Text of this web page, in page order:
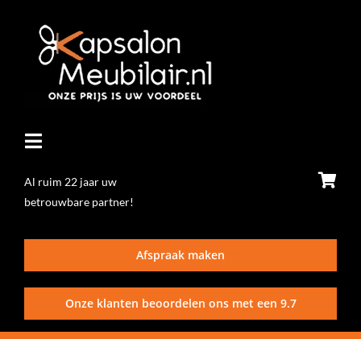
Toggle
Navigatie
Stoelen
Al ruim 22 jaar uw
betrouwbare partner!
Afspraak maken
Onze klanten beoordelen ons met een 9.7